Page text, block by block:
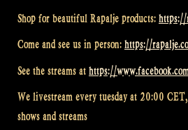
Shop for beautiful Rapalje products: https://
Come and see us in person: https://
See the streams at https://
We livestream every tuesday at 20:00
shows and streams